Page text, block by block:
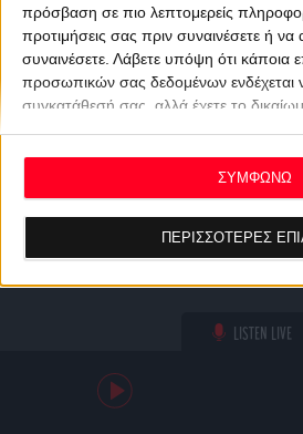
πρόσβαση σε πιο λεπτομερείς
προτιμήσεις σας πριν συναινέσετε ή να
συναινέσετε. Λάβετε υπόψη ότι κάποια
προσωπικών σας δεδομένων ενδέχεται
συγκατάθεσή σας, αλλά έχετε το
ανακαλέσετε τη συγκατάθεσή σας ανά
επιστρέφοντας σε αυτόν τον ιστότοπο
κουμπί "Απορρήτου" στο κάτω μέρος
ΠΕΡΙΣΣΟΤΕΡΕΣ
ΣΥΜΦΩΝΩ
LISTEN LIVE